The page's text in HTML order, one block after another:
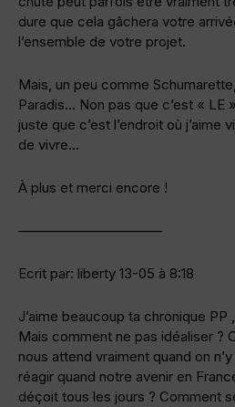
dure que cela gâchera votre
l’ensemble de votre projet.
Mais, un peu comme
Paradis… Non pas que c’est « LE
juste que c’est l’endroit où j’aime
de vivre…
À plus et merci encore !
——————————–
Ecrit par: liberty 13-05 à 8:18
J’aime beaucoup ta chronique
Mais comment ne pas idéaliser ?
nous attend vraiment quand on
réagir quand notre avenir en
déçoit tous les jours ? Comment